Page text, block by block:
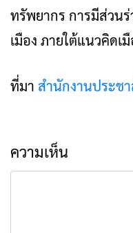
ทรัพยากร การมีส่วน
เมือง ภายใต้แนวคิดเ
ที่มา สำนักงานประช
ความเห็น